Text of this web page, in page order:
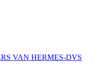
VAN HERMES-DVS